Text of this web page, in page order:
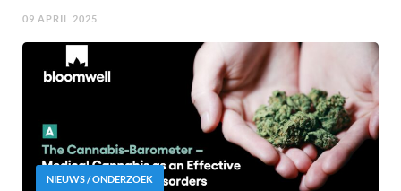
09 APRIL 2025
NIEUWS / ONDERZOEK